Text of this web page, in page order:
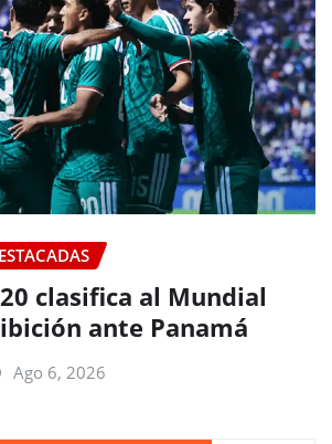
clasifica al Mundial
ante Panamá
Ago 6, 2026